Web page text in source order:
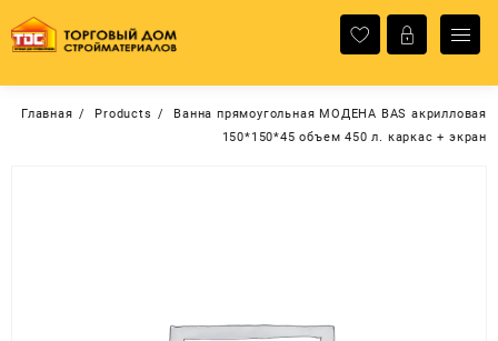
содержимому
Главная Products
Ванна прямоугольная МОДЕНА BAS акрилловая
150*150*45 объем 450 л. каркас + экран